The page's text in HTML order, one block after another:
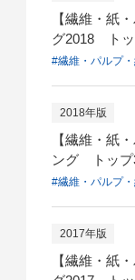
【繊維・紙
グ2018 トッ
#繊維・パルプ
2018年版
【繊維・紙
ング トップ
#繊維・パルプ
2017年版
【繊維・紙